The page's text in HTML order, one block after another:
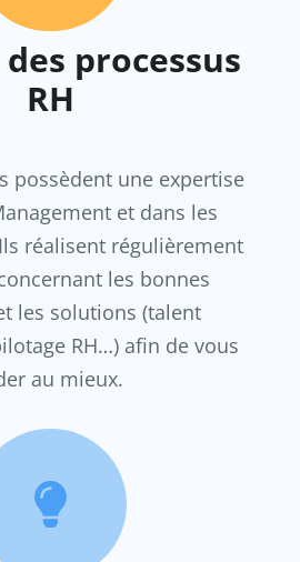
processus
RH
possèdent une expertise
et dans les
réalisent régulièrement
les bonnes
les solutions (talent
RH…) afin de vous
au mieux.
